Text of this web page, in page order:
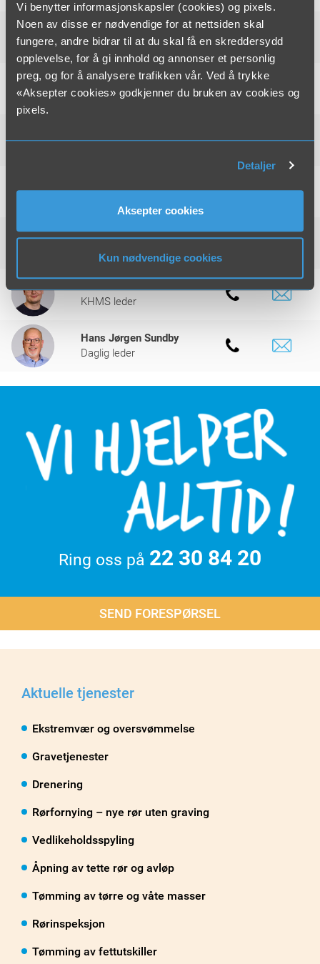
Vi benytter informasjonskapsler (cookies) og pixels.
Noen av disse er nødvendige for at nettsiden skal
fungere, andre bidrar til at du skal få en skreddersydd
opplevelse, for å gi innhold og annonser et personlig
preg, og for å analysere trafikken vår. Ved å trykke
«Aksepter cookies» godkjenner du bruken av cookies og
pixels.
Detaljer
Aksepter cookies
Kun nødvendige cookies
Chris Åge Hansen
Fagansvarlig Rørfornying
Kenneth Buskerud
Prosjektleder Gravetjenester
Bente Skotgård
Mikael Antila
KHMS leder
Hans Jørgen Sundby
Daglig leder
Ring oss på 22 30 84 20
SEND FORESPØRSEL
Aktuelle tjenester
Ekstremvær og oversvømmelse
Gravetjenester
Drenering
Rørfornying – nye rør uten graving
Vedlikeholdsspyling
Åpning av tette rør og avløp
Tømming av tørre og våte masser
Rørinspeksjon
Tømming av fettutskiller